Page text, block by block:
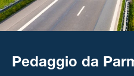
Pedaggio da